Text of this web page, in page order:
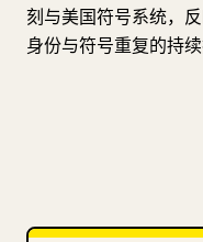
刻与美国符号系统，
身份与符号重复的持续